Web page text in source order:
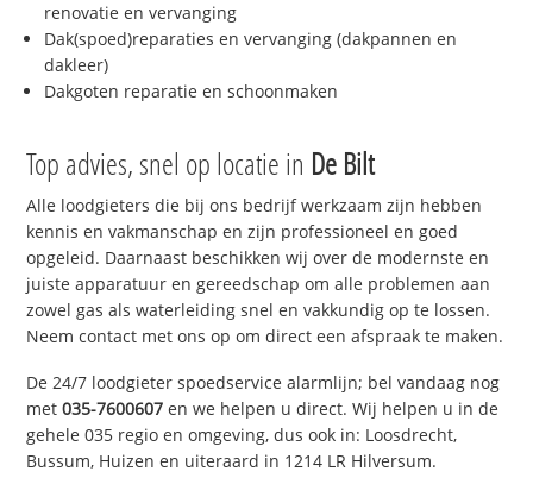
renovatie en vervanging
Dak(spoed)reparaties en vervanging (dakpannen en
dakleer)
Dakgoten reparatie en schoonmaken
Top advies, snel op locatie in De Bilt
Alle loodgieters die bij ons bedrijf werkzaam zijn hebben
kennis en vakmanschap en zijn professioneel en goed
opgeleid. Daarnaast beschikken wij over de modernste en
juiste apparatuur en gereedschap om alle problemen aan
zowel gas als waterleiding snel en vakkundig op te lossen.
Neem contact met ons op om direct een afspraak te maken.
De 24/7 loodgieter spoedservice alarmlijn; bel vandaag nog
met035-7600607 en we helpen u direct. Wij helpen u in de
gehele 035 regio en omgeving, dus ook in: Loosdrecht,
Bussum, Huizen en uiteraard in 1214 LR Hilversum.